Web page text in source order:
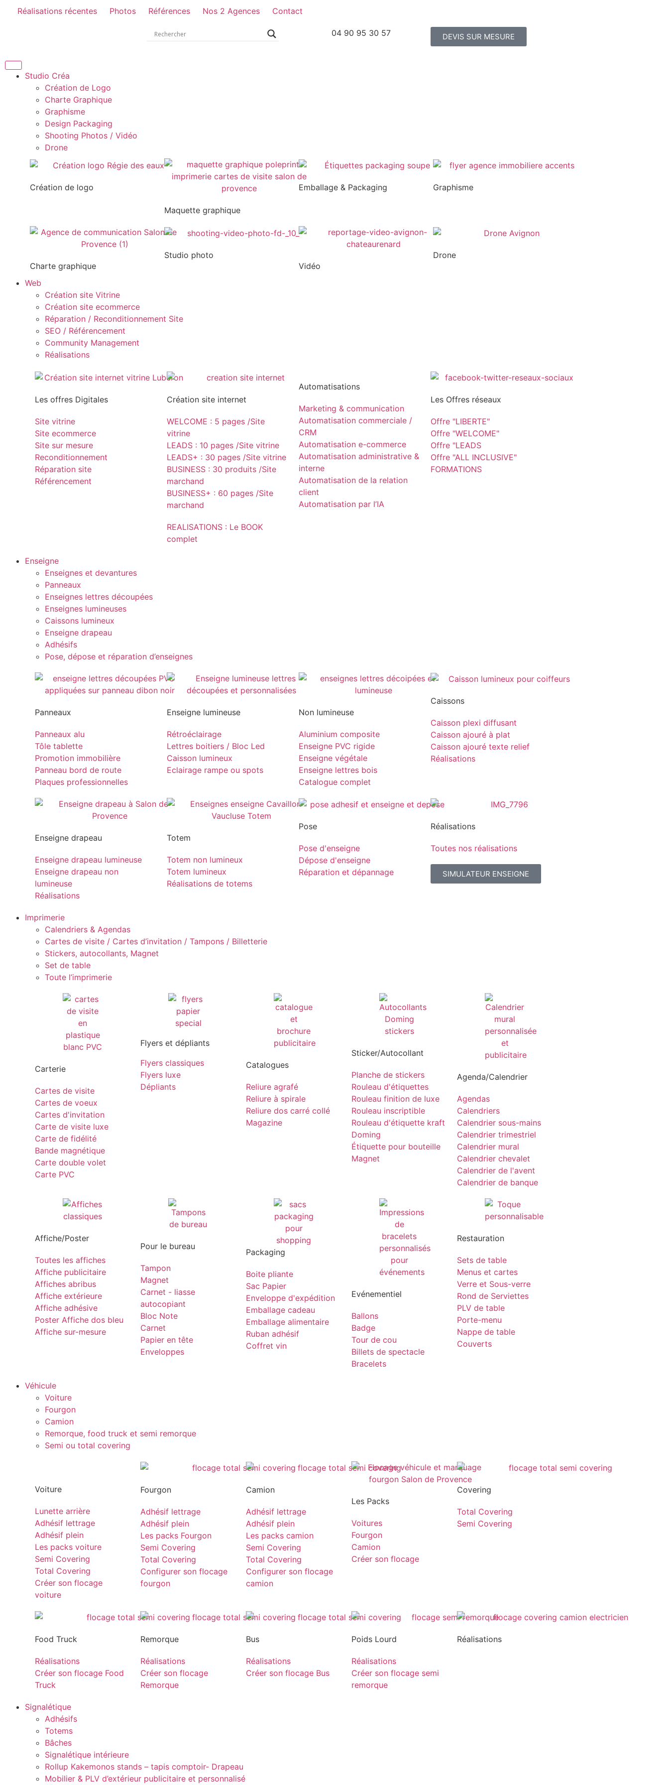
Réalisations récentes Photos Références Nos 2 Agences Contact
04 90 95 30 57 DEVIS SUR MESURE
Studio Créa
Création de Logo
Charte Graphique
Graphisme
Design Packaging
Shooting Photos / Vidéo
Drone
Création de logo
Maquette graphique
Emballage & Packaging Graphisme
Charte graphique
Studio photo
Vidéo
Drone
Web
Création site Vitrine
Création site ecommerce
Réparation / Reconditionnement Site
SEO / Référencement
Community Management
Réalisations
Les offres Digitales
Site vitrine
Site ecommerce
Site sur mesure
Reconditionnement
Réparation site
Référencement
Création site internet
WELCOME : 5 pages /Site
vitrine
LEADS : 10 pages /Site vitrine
LEADS+ : 30 pages /Site vitrine
BUSINESS : 30 produits /Site
marchand
BUSINESS+ : 60 pages /Site
marchand
REALISATIONS : Le BOOK
complet
Automatisations
Marketing & communication
Automatisation commerciale /
CRM
Automatisation e-commerce
Automatisation administrative &
interne
Automatisation de la relation
client
Automatisation par l’IA
Les Offres réseaux
Offre "LIBERTE"
Offre "WELCOME"
Offre "LEADS
Offre "ALL INCLUSIVE"
FORMATIONS
Enseigne
Enseignes et devantures
Panneaux
Enseignes lettres découpées
Enseignes lumineuses
Caissons lumineux
Enseigne drapeau
Adhésifs
Pose, dépose et réparation d’enseignes
Panneaux
Panneaux alu
Tôle tablette
Promotion immobilière
Panneau bord de route
Plaques professionnelles
Enseigne lumineuse
Rétroéclairage
Lettres boitiers / Bloc Led
Caisson lumineux
Eclairage rampe ou spots
Non lumineuse
Aluminium composite
Enseigne PVC rigide
Enseigne végétale
Enseigne lettres bois
Catalogue complet
Caissons
Caisson plexi diffusant
Caisson ajouré à plat
Caisson ajouré texte relief
Réalisations
Enseigne drapeau
Enseigne drapeau lumineuse
Enseigne drapeau non
lumineuse
Réalisations
Totem
Totem non lumineux
Totem lumineux
Réalisations de totems
Pose
Pose d'enseigne
Dépose d'enseigne
Réparation et dépannage
Réalisations
Toutes nos réalisations
SIMULATEUR ENSEIGNE
Imprimerie
Calendriers & Agendas
Cartes de visite / Cartes d’invitation / Tampons / Billetterie
Stickers, autocollants, Magnet
Set de table
Toute l’imprimerie
Carterie
Cartes de visite
Cartes de voeux
Cartes d'invitation
Carte de visite luxe
Carte de fidélité
Bande magnétique
Carte double volet
Carte PVC
Flyers et dépliants
Flyers classiques
Flyers luxe
Dépliants
Catalogues
Reliure agrafé
Reliure à spirale
Reliure dos carré collé
Magazine
Sticker/Autocollant
Planche de stickers
Rouleau d'étiquettes
Rouleau finition de luxe
Rouleau inscriptible
Rouleau d'étiquette kraft
Doming
Étiquette pour bouteille
Magnet
Agenda/Calendrier
Agendas
Calendriers
Calendrier sous-mains
Calendrier trimestriel
Calendrier mural
Calendrier chevalet
Calendrier de l'avent
Calendrier de banque
Affiche/Poster
Toutes les affiches
Affiche publicitaire
Affiches abribus
Affiche extérieure
Affiche adhésive
Poster Affiche dos bleu
Affiche sur-mesure
Pour le bureau
Tampon
Magnet
Carnet - liasse
autocopiant
Bloc Note
Carnet
Papier en tête
Enveloppes
Packaging
Boite pliante
Sac Papier
Enveloppe d'expédition
Emballage cadeau
Emballage alimentaire
Ruban adhésif
Coffret vin
Evénementiel
Ballons
Badge
Tour de cou
Billets de spectacle
Bracelets
Restauration
Sets de table
Menus et cartes
Verre et Sous-verre
Rond de Serviettes
PLV de table
Porte-menu
Nappe de table
Couverts
Véhicule
Voiture
Fourgon
Camion
Remorque, food truck et semi remorque
Semi ou total covering
Voiture
Lunette arrière
Adhésif lettrage
Adhésif plein
Les packs voiture
Semi Covering
Total Covering
Créer son flocage
voiture
Fourgon
Adhésif lettrage
Adhésif plein
Les packs Fourgon
Semi Covering
Total Covering
Configurer son flocage
fourgon
Camion
Adhésif lettrage
Adhésif plein
Les packs camion
Semi Covering
Total Covering
Configurer son flocage
camion
Les Packs
Voitures
Fourgon
Camion
Créer son flocage
Covering
Total Covering
Semi Covering
Food Truck
Réalisations
Créer son flocage Food
Truck
Remorque
Réalisations
Créer son flocage
Remorque
Bus
Réalisations
Créer son flocage Bus
Poids Lourd
Réalisations
Créer son flocage semi
remorque
Réalisations
Signalétique
Adhésifs
Totems
Bâches
Signalétique intérieure
Rollup Kakemonos stands – tapis comptoir- Drapeau
Mobilier & PLV d’extérieur publicitaire et personnalisé